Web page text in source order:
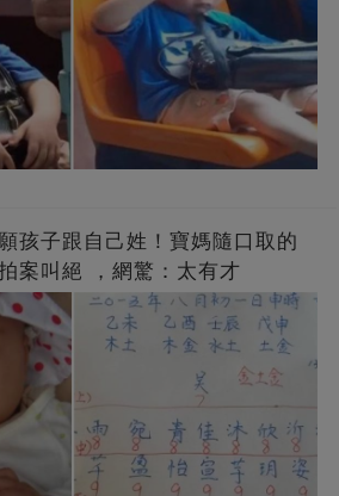
孩子跟自己姓！寶媽隨口取的
案叫絕 ，網驚：太有才